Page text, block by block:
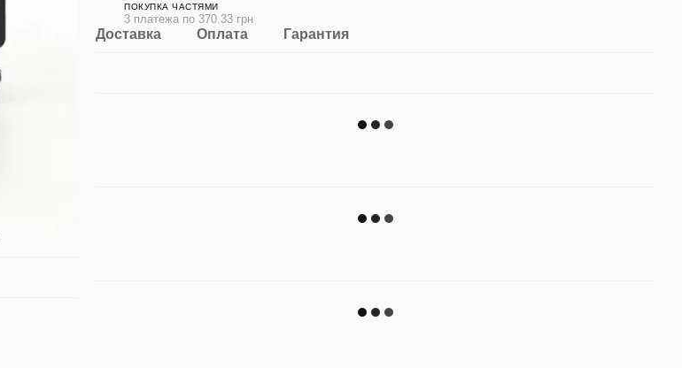
ПОКУПКА ЧАСТЯМИ
3 платежа по 370.33 грн
Доставка Оплата Гарантия